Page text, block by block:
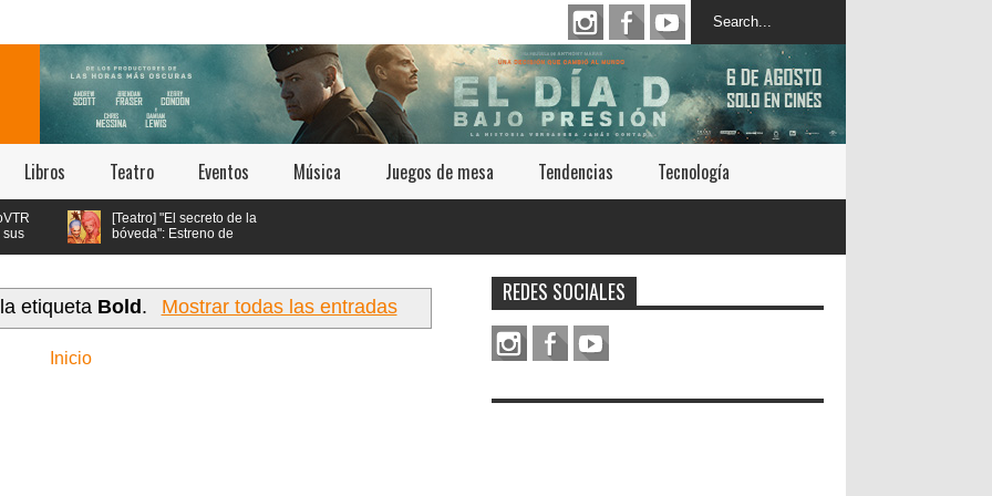
Libros Teatro Eventos Música Juegos de mesa Tendencias Tecnología
[Teatro] "El secreto de la
bóveda": Estreno de
etiqueta Bold . Mostrar todas las entradas
Inicio
REDES SOCIALES